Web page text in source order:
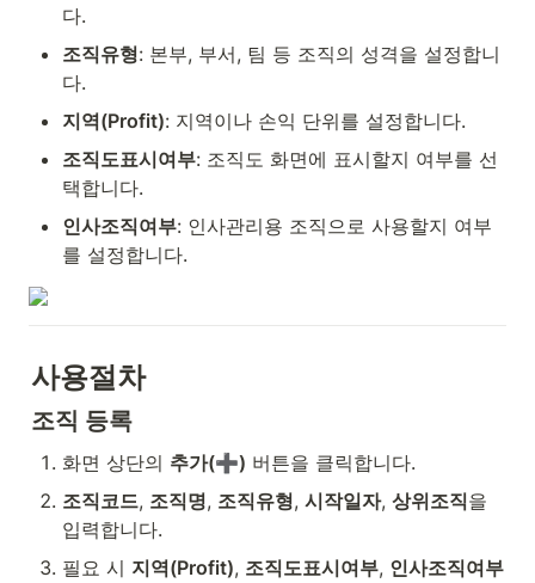
다.
조직유형: 본부, 부서, 팀 등 조직의 성격을 설정합니
다.
지역(Profit): 지역이나 손익 단위를 설정합니다.
조직도표시여부: 조직도 화면에 표시할지 여부를 선
택합니다.
인사조직여부: 인사관리용 조직으로 사용할지 여부
를 설정합니다.
사용절차
조직 등록
화면 상단의 추가(➕) 버튼을 클릭합니다.
조직코드, 조직명, 조직유형, 시작일자, 상위조직을
입력합니다.
필요 시 지역(Profit), 조직도표시여부, 인사조직여부